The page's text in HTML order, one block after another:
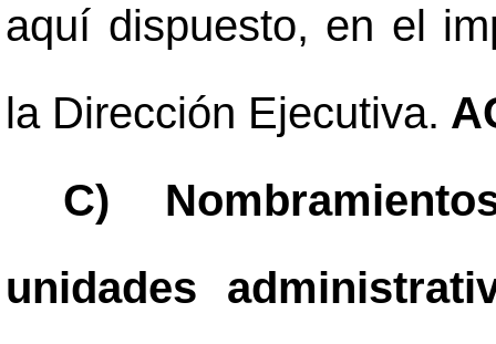
aquí dispuesto, en el
la Dirección Ejecutiva.
C)
unidades